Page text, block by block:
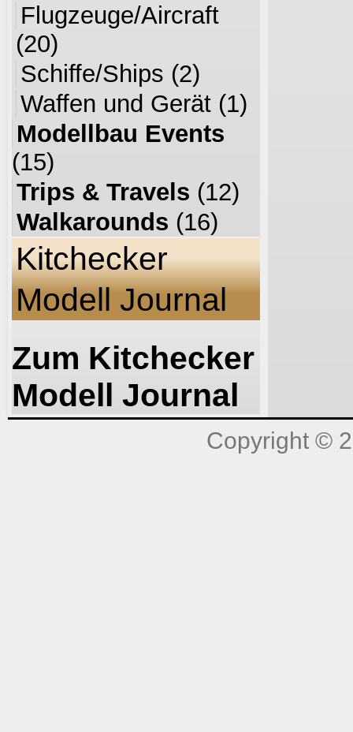
Flugzeuge/Aircraft
(20)
Schiffe/Ships (2)
Waffen und Gerät (1)
Modellbau Events
(15)
Trips & Travels (12)
Walkarounds (16)
Kitchecker
Modell Journal
Zum Kitchecker
Modell Journal
Copyright ©